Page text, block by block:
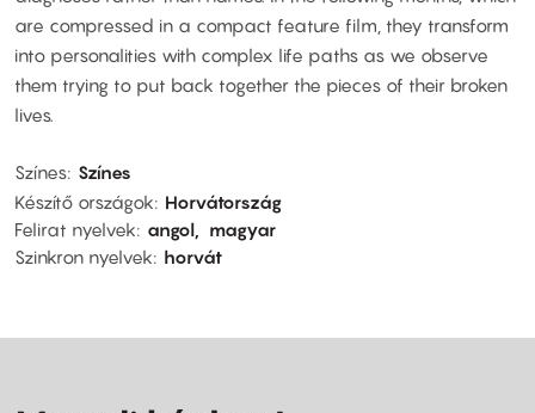
are compressed in a compact feature film, they transform
into personalities with complex life paths as we observe
them trying to put back together the pieces of their broken
lives.
Színes Színes
Készítő országok
Horvátország
Felirat nyelvek
angol
magyar
Szinkron nyelvek
horvát